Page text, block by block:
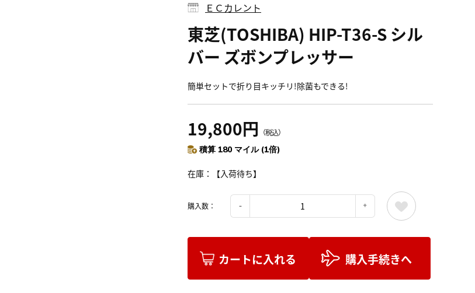
ＥＣカレント
東芝(TOSHIBA) HIP-T36-S シル
バー ズボンプレッサー
簡単セットで折り目キッチリ!除菌もできる!
19,800円 （税込）
積算 180 マイル (1倍)
在庫 【入荷待ち】
購入数：
カートに入れる 購入手続きへ